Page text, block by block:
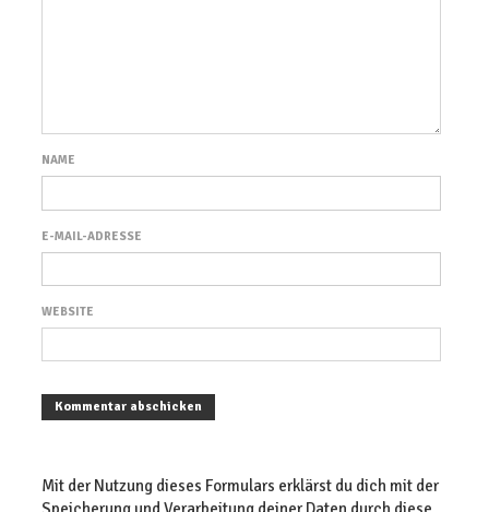
NAME
E-MAIL-ADRESSE
WEBSITE
Mit der Nutzung dieses Formulars erklärst du dich mit der